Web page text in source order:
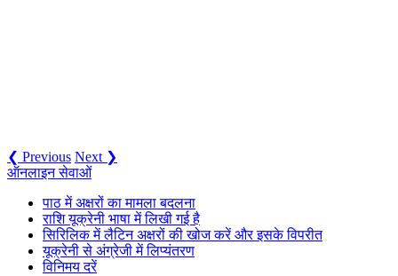
❮ Previous Next ❯
ऑनलाइन सेवाओं
पाठ में अक्षरों का मामला बदलना
राशि यूक्रेनी भाषा में लिखी गई है
सिरिलिक में लैटिन अक्षरों की खोज करें और इसके विपरीत
यूक्रेनी से अंग्रेजी में लिप्यंतरण
विनिमय दरें